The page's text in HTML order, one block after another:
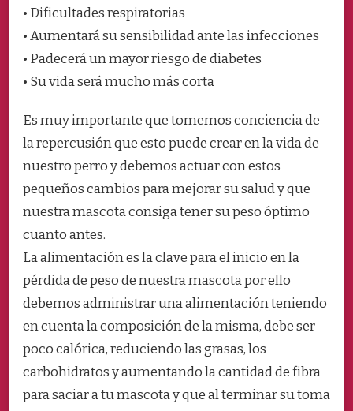
• Dificultades respiratorias
• Aumentará su sensibilidad ante las infecciones
• Padecerá un mayor riesgo de diabetes
• Su vida será mucho más corta
Es muy importante que tomemos conciencia de
la repercusión que esto puede crear en la vida de
nuestro perro y debemos actuar con estos
pequeños cambios para mejorar su salud y que
nuestra mascota consiga tener su peso óptimo
cuanto antes.
La alimentación es la clave para el inicio en la
pérdida de peso de nuestra mascota por ello
debemos administrar una alimentación teniendo
en cuenta la composición de la misma, debe ser
poco calórica, reduciendo las grasas, los
carbohidratos y aumentando la cantidad de fibra
para saciar a tu mascota y que al terminar su toma